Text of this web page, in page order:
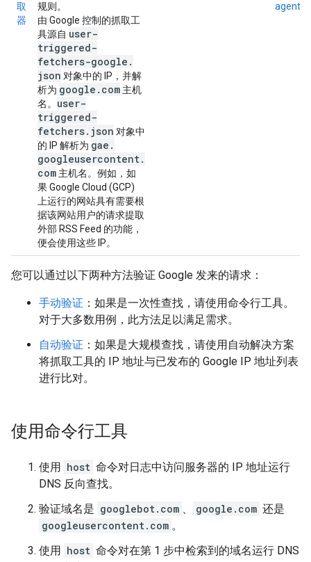
取
器
规则。
由 Google 控制的抓取工
具源自 user-
triggered-
fetchers-google .
json 对象中的 IP，并解
析为 google . com 主机
名。 user-
triggered-
fetchers. json 对象中
的 IP 解析为 gae .
googleusercontent.
com 主机名。例如，如
果 Google Cloud (GCP)
上运行的网站具有需要根
据该网站用户的请求提取
外部 RSS Feed 的功能，
便会使用这些 IP。
您可以通过以下两种方法验证 Google 发来的请求：
手动验证 ：如果是一次性查找，请使用命令行工具。
对于大多数用例，此方法足以满足需求。
自动验证 ：如果是大规模查找，请使用自动解决方案
将抓取工具的 IP 地址与已发布的 Google IP 地址列表
进行比对。
使用命令行工具
使用 host 命令对日志中访问服务器的 IP 地址运行
DNS 反向查找。
验证域名是 googlebot.com 、 google.com 还是
googleusercontent.com 。
使用 host 命令对在第 1 步中检索到的域名运行 DNS